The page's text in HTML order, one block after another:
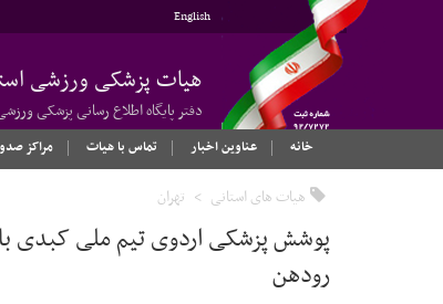
English
هیات پزشکی ورزشی
دفتر پایگاه اطلاع رسانی پزشکی
خانه
عناوین اخبار تماس با هیات مراکز
هیات های استانی تهران
رودهن